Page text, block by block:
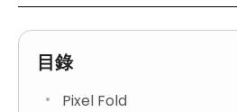
目錄
Pixel Fold